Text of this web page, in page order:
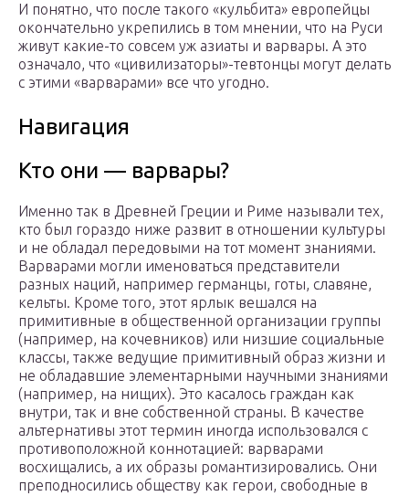
И понятно, что после такого «кульбита» европейцы
окончательно укрепились в том мнении, что на Руси
живут какие-то совсем уж азиаты и варвары. А это
означало, что «цивилизаторы»-тевтонцы могут делать
с этими «варварами» все что угодно.
Навигация
Кто они — варвары?
Именно так в Древней Греции и Риме называли тех,
кто был гораздо ниже развит в отношении культуры
и не обладал передовыми на тот момент знаниями.
Варварами могли именоваться представители
разных наций, например германцы, готы, славяне,
кельты. Кроме того, этот ярлык вешался на
примитивные в общественной организации группы
(например, на кочевников) или низшие социальные
классы, также ведущие примитивный образ жизни и
не обладавшие элементарными научными знаниями
(например, на нищих). Это касалось граждан как
внутри, так и вне собственной страны. В качестве
альтернативы этот термин иногда использовался с
противоположной коннотацией: варварами
восхищались, а их образы романтизировались. Они
преподносились обществу как герои, свободные в